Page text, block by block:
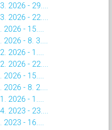
2026 - 29....
2026 - 22....
- 15....
- 8. 3....
2026 - 1....
2026 - 22....
- 15....
- 8. 2....
2026 - 1....
2023 - 23....
- 16....